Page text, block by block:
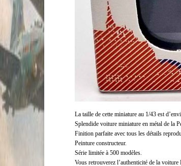
La taille de cette miniature au 1/43 est
Splendide voiture miniature en métal de la
Finition parfaite avec tous les détails
Peinture constructeur.
Série limitée à 500 modèles.
Vous retrouverez l’authenticité de la voiture